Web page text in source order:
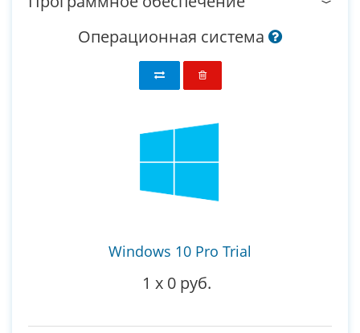
Операционная система
Windows 10 Pro Trial
1 x 0 руб.